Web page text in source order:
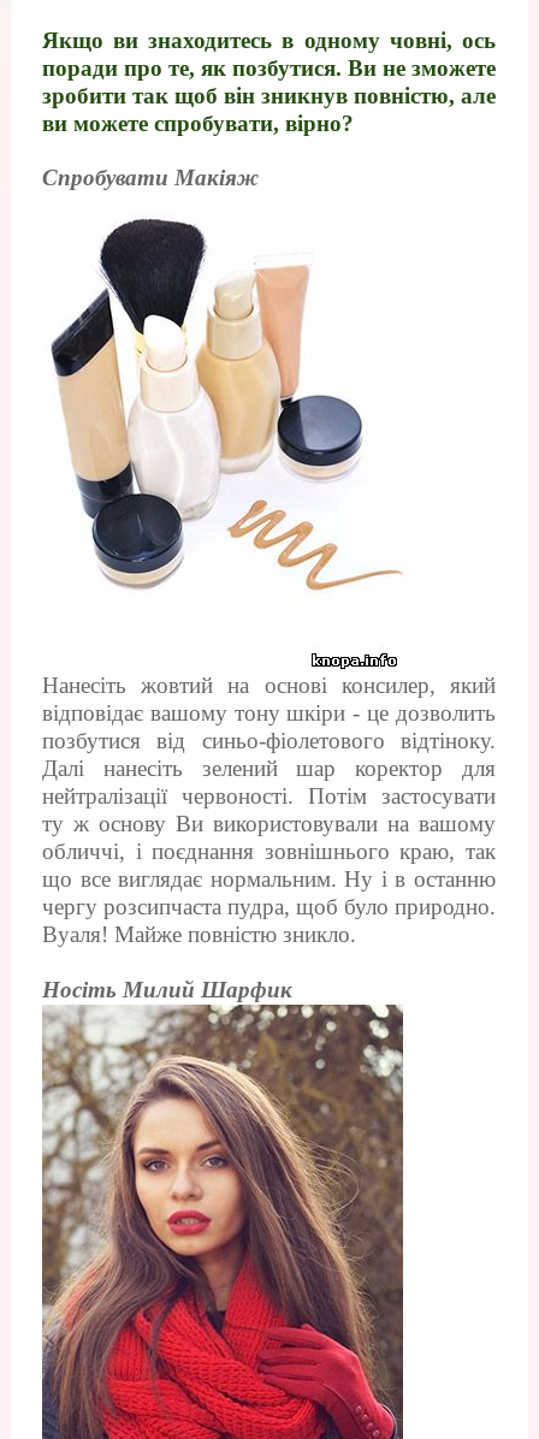
Якщо ви знаходитесь в одному човні, ось
поради про те, як позбутися. Ви не зможете
зробити так щоб він зникнув повністю, але
ви можете спробувати, вірно?
Спробувати Макіяж
Нанесіть жовтий на основі консилер, який
відповідає вашому тону шкіри - це дозволить
позбутися від синьо-фіолетового відтіноку.
Далі нанесіть зелений шар коректор для
нейтралізації червоності. Потім застосувати
ту ж основу Ви використовували на вашому
обличчі, і поєднання зовнішнього краю, так
що все виглядає нормальним. Ну і в останню
чергу розсипчаста пудра, щоб було природно.
Вуаля! Майже повністю зникло.
Носіть Милий Шарфик